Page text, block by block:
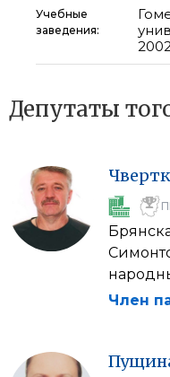
Учебные
заведения:
Депутаты
Член